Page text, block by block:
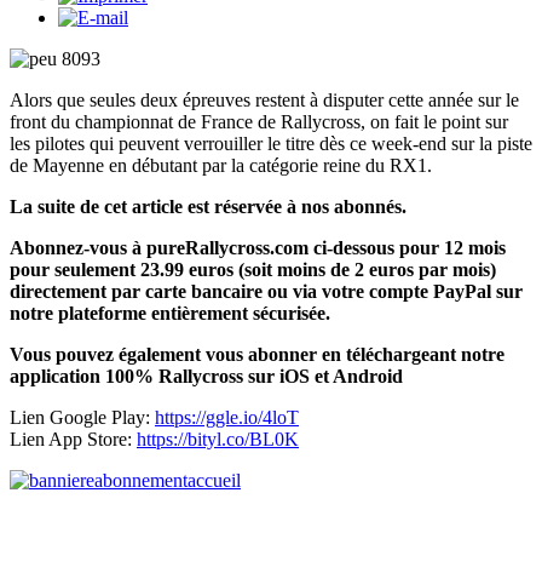
Alors que seules deux épreuves restent à disputer cette année sur le
front du championnat de France de Rallycross, on fait le point sur
les pilotes qui peuvent verrouiller le titre dès ce week-end sur la piste
de Mayenne en débutant par la catégorie reine du RX1.
La suite de cet article est réservée à nos abonnés.
Abonnez-vous à pureRallycross.com ci-dessous pour 12 mois
pour seulement 23.99 euros (soit moins de 2 euros par mois)
directement par carte bancaire ou via votre compte PayPal sur
notre plateforme entièrement sécurisée.
Vous pouvez également vous abonner en téléchargeant notre
application 100% Rallycross sur iOS et Android
Lien Google Play: https://ggle.io/4loT
Lien App Store: https://bityl.co/BL0K